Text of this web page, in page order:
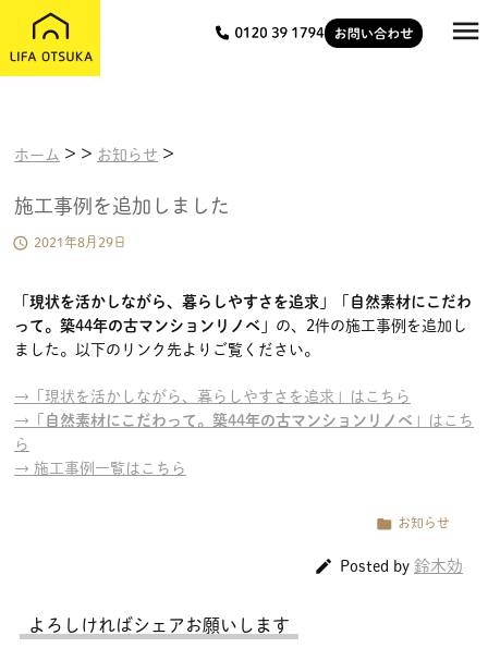

ホーム > > お知らせ >
施工事例を追加しました
 2021年8月29日
現状を活かしながら、暮らしやすさを追求 」「
自然素材にこだわ
って。築44年の古マンションリノベ 」の、2件の施工事例を追加し
ました。以下のリンク先よりご覧ください。
→「現状を活かしながら、暮らしやすさを追求」はこちら
→「
自然素材にこだわって。築44年の古マンションリノベ 」はこち
ら
→ 施工事例一覧はこちら
 お知らせ
 Posted by 鈴木効
よろしければシェアお願いします